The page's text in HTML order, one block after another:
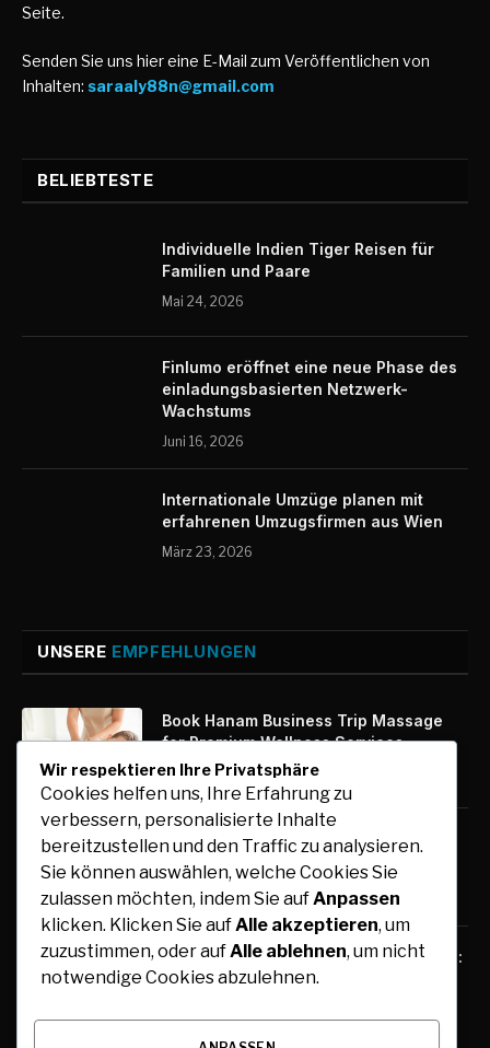
Seite.
Senden Sie uns hier eine E-Mail zum Veröffentlichen von
Inhalten: saraaly88n@gmail.com
BELIEBTESTE
Individuelle Indien Tiger Reisen für
Familien und Paare
Mai 24, 2026
Finlumo eröffnet eine neue Phase des
einladungsbasierten Netzwerk-
Wachstums
Juni 16, 2026
Internationale Umzüge planen mit
erfahrenen Umzugsfirmen aus Wien
März 23, 2026
UNSERE EMPFEHLUNGEN
Book Hanam Business Trip Massage
for Premium Wellness Services
August 7, 2026
Kfz-Zulassung Express: Digitale
Zulassung mit maximalem Komfort
August 7, 2026
Free Tools for Teachers and Students:
Online Resources for Teaching,
Wir respektieren Ihre Privatsphäre
Cookies helfen uns, Ihre Erfahrung zu
verbessern, personalisierte Inhalte
bereitzustellen und den Traffic zu analysieren.
Sie können auswählen, welche Cookies Sie
zulassen möchten, indem Sie aufAnpassen
klicken. Klicken Sie aufAlle akzeptieren, um
zuzustimmen, oder aufAlle ablehnen, um nicht
notwendige Cookies abzulehnen.